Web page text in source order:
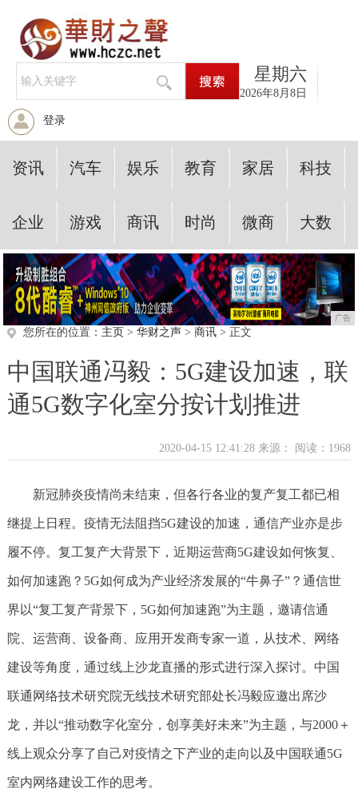
星期六
2026年8月8日
登录
资讯 汽车 娱乐 教育 家居 科技
企业 游戏 商讯 时尚 微商 大数
广告
您所在的位置： 主页 > 华财之声> 商讯> 正文
中国联通冯毅：5G建设加速，联
通5G数字化室分按计划推进
2020-04-15 12:41:28 来源： 阅读：1968
新冠肺炎疫情尚未结束，但各行各业的复产复工都已相
继提上日程。疫情无法阻挡5G建设的加速，通信产业亦是步
履不停。复工复产大背景下，近期运营商5G建设如何恢复、
如何加速跑？5G如何成为产业经济发展的“牛鼻子”？通信世
界以“复工复产背景下，5G如何加速跑”为主题，邀请信通
院、运营商、设备商、应用开发商专家一道，从技术、网络
建设等角度，通过线上沙龙直播的形式进行深入探讨。中国
联通网络技术研究院无线技术研究部处长冯毅应邀出席沙
龙，并以“推动数字化室分，创享美好未来”为主题，与2000＋
线上观众分享了自己对疫情之下产业的走向以及中国联通5G
室内网络建设工作的思考。